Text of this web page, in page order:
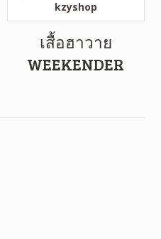
เสื้อฮาวาย
WEEKENDER